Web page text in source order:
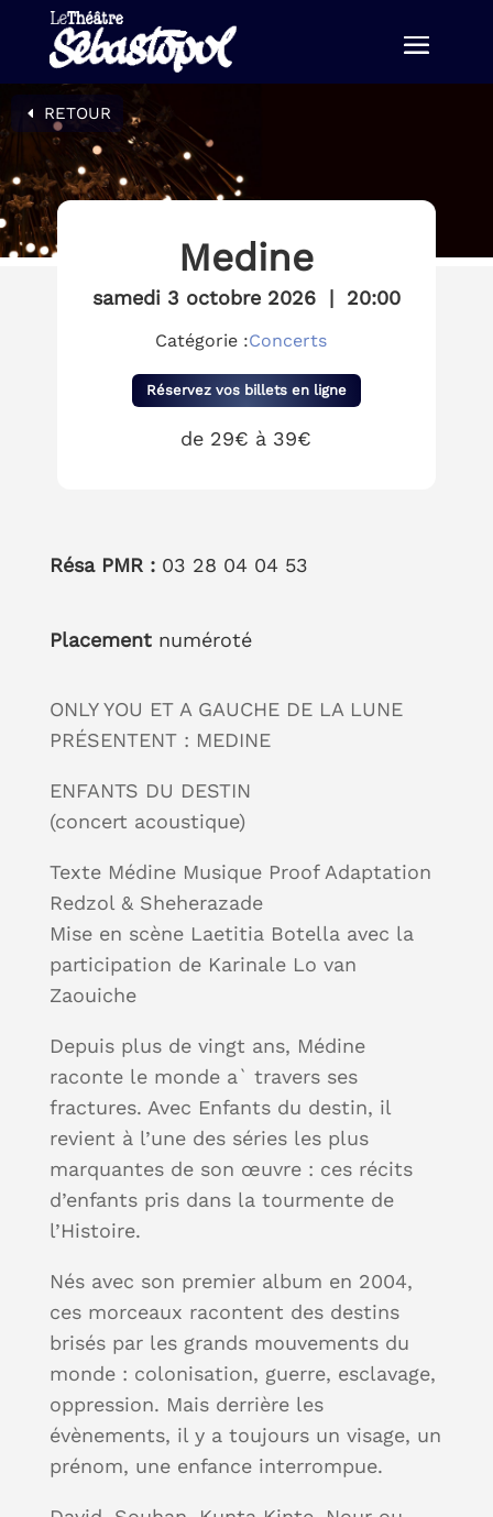
RETOUR
Medine
samedi 3 octobre 2026| 20:00
Catégorie :Concerts
Réservez vos billets en ligne
de 29€ à 39€
Résa PMR : 03 28 04 04 53
Placement numéroté
ONLY YOU ET A GAUCHE DE LA LUNE
PRÉSENTENT : MEDINE
ENFANTS DU DESTIN
(concert acoustique)
Texte Médine Musique Proof Adaptation
Redzol & Sheherazade
Mise en scène Laetitia Botella avec la
participation de Karinale Lo van
Zaouiche
Depuis plus de vingt ans, Médine
raconte le monde a` travers ses
fractures. Avec Enfants du destin, il
revient à l’une des séries les plus
marquantes de son œuvre : ces récits
d’enfants pris dans la tourmente de
l’Histoire.
Nés avec son premier album en 2004,
ces morceaux racontent des destins
brisés par les grands mouvements du
monde : colonisation, guerre, esclavage,
oppression. Mais derrière les
évènements, il y a toujours un visage, un
prénom, une enfance interrompue.